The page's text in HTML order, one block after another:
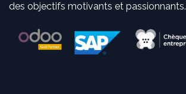
des objectifs motivants et passionnants.